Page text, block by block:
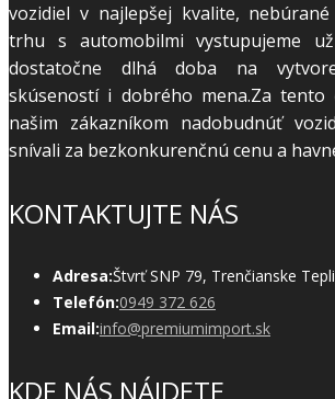
vozidiel v najlepšej kvalite,
trhu s automobilmi vystupujeme
dostatočne dlhá doba na
skúseností i dobrého mena.Za tento
našim zákazníkom nadobudnúť
snívali za bezkonkurenčnú cenu a
KONTAKTUJTE NÁS
Adresa:Štvrť SNP 79, Trenčianske
Telefón:0949 372 626
Email:info@premiumimport.sk
KDE NÁS NÁJDETE